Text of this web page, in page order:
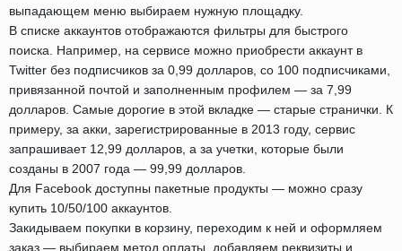
выпадающем меню выбираем нужную площадку.
В списке аккаунтов отображаются фильтры для быстрого
поиска. Например, на сервисе можно приобрести аккаунт в
Twitter без подписчиков за 0,99 долларов, со 100 подписчиками,
привязанной почтой и заполненным профилем — за 7,99
долларов. Самые дорогие в этой вкладке — старые странички. К
примеру, за акки, зарегистрированные в 2013 году, сервис
запрашивает 12,99 долларов, а за учетки, которые были
созданы в 2007 года — 99,99 долларов.
Для Facebook доступны пакетные продукты — можно сразу
купить 10/50/100 аккаунтов.
Закидываем покупки в корзину, переходим к ней и оформляем
заказ — выбираем метод оплаты, добавляем реквизиты и